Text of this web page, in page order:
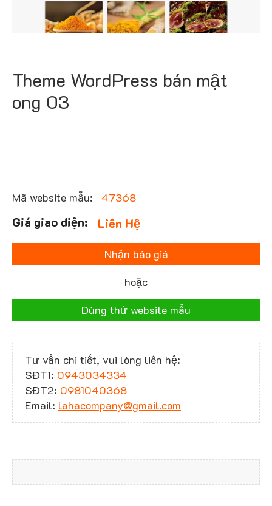
Theme WordPress bán mật
ong 03
Mã website mẫu: 47368
Liên Hệ
Nhận báo giá
hoặc
Dùng thử website mẫu
Tư vấn chi tiết, vui lòng liên hệ:
SĐT1: 0943034334
SĐT2: 0981040368
Email: lahacompany@gmail.com